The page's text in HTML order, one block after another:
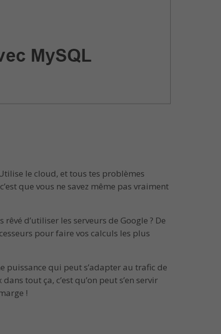
le cloud, et tous tes problèmes
que vous ne savez même pas vraiment
d’utiliser les serveurs de Google ? De
pour faire vos calculs les plus
puissance qui peut s’adapter au trafic de
tout ça, c’est qu’on peut s’en servir
!